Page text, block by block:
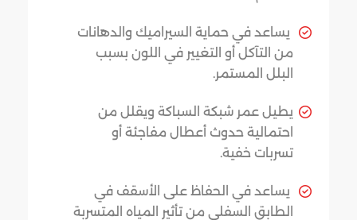
يساعد في حماية السيراميك والدهانات
من التآكل أو التغيير في اللون بسبب
البلل المستمر.
يطيل عمر شبكة السباكة ويقلل من
احتمالية حدوث أعطال مفاجئة أو
تسربات خفية.
يساعد في الحفاظ على الأسقف في
الطابق السفلي من تأثير المياه المتسربة